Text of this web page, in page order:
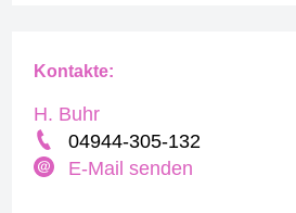
Kontakte:
H. Buhr
04944-305-132
E-Mail senden